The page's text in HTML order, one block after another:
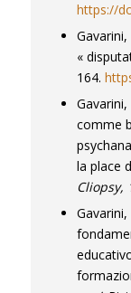
https://
«
164.
comme
la place
Cliopsy,